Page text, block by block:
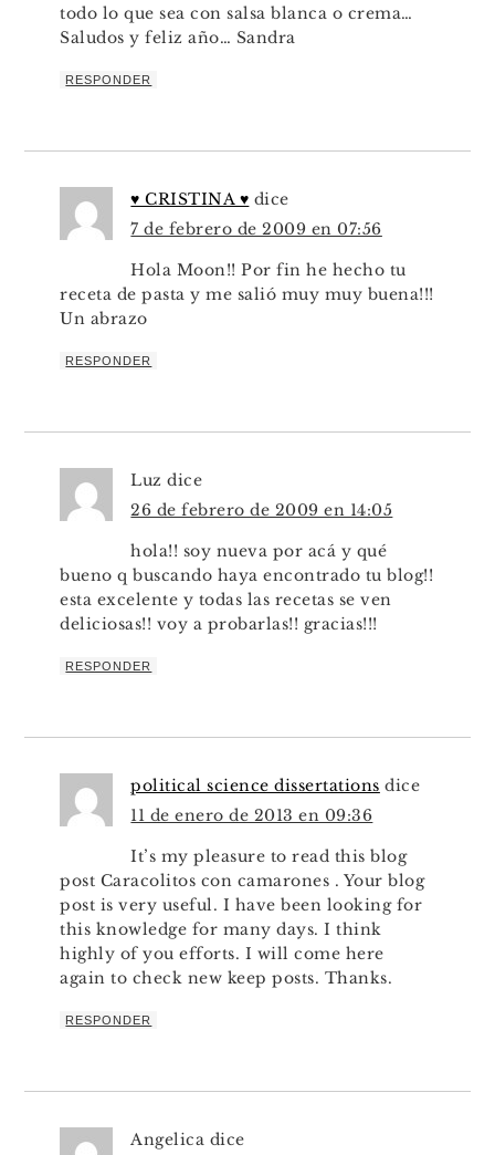
todo lo que sea con salsa blanca o crema…
Saludos y feliz año… Sandra
RESPONDER
♥ CRISTINA ♥ dice
7 de febrero de 2009 en 07:56
Hola Moon!! Por fin he hecho tu
receta de pasta y me salió muy muy buena!!!
Un abrazo
RESPONDER
Luz dice
26 de febrero de 2009 en 14:05
hola!! soy nueva por acá y qué
bueno q buscando haya encontrado tu blog!!
esta excelente y todas las recetas se ven
deliciosas!! voy a probarlas!! gracias!!!
RESPONDER
political science dissertations dice
11 de enero de 2013 en 09:36
It’s my pleasure to read this blog
post Caracolitos con camarones . Your blog
post is very useful. I have been looking for
this knowledge for many days. I think
highly of you efforts. I will come here
again to check new keep posts. Thanks.
RESPONDER
Angelica dice